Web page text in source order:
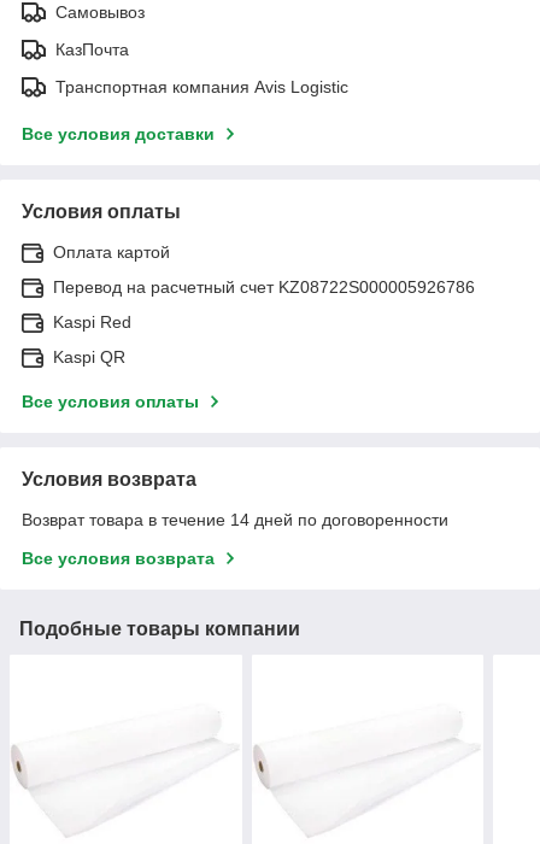
Самовывоз
КазПочта
Транспортная компания Avis Logistic
Все условия доставки
Условия оплаты
Оплата картой
Перевод на расчетный счет KZ08722S000005926786
Kaspi Red
Kaspi QR
Все условия оплаты
Условия возврата
Возврат товара в течение 14 дней по договоренности
Все условия возврата
Подобные товары компании